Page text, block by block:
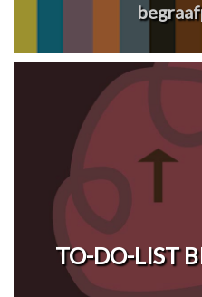
TO-DO-LIST